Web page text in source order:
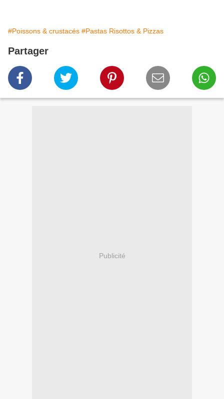
#Poissons & crustacés #Pastas Risottos & Pizzas
Partager
Publicité